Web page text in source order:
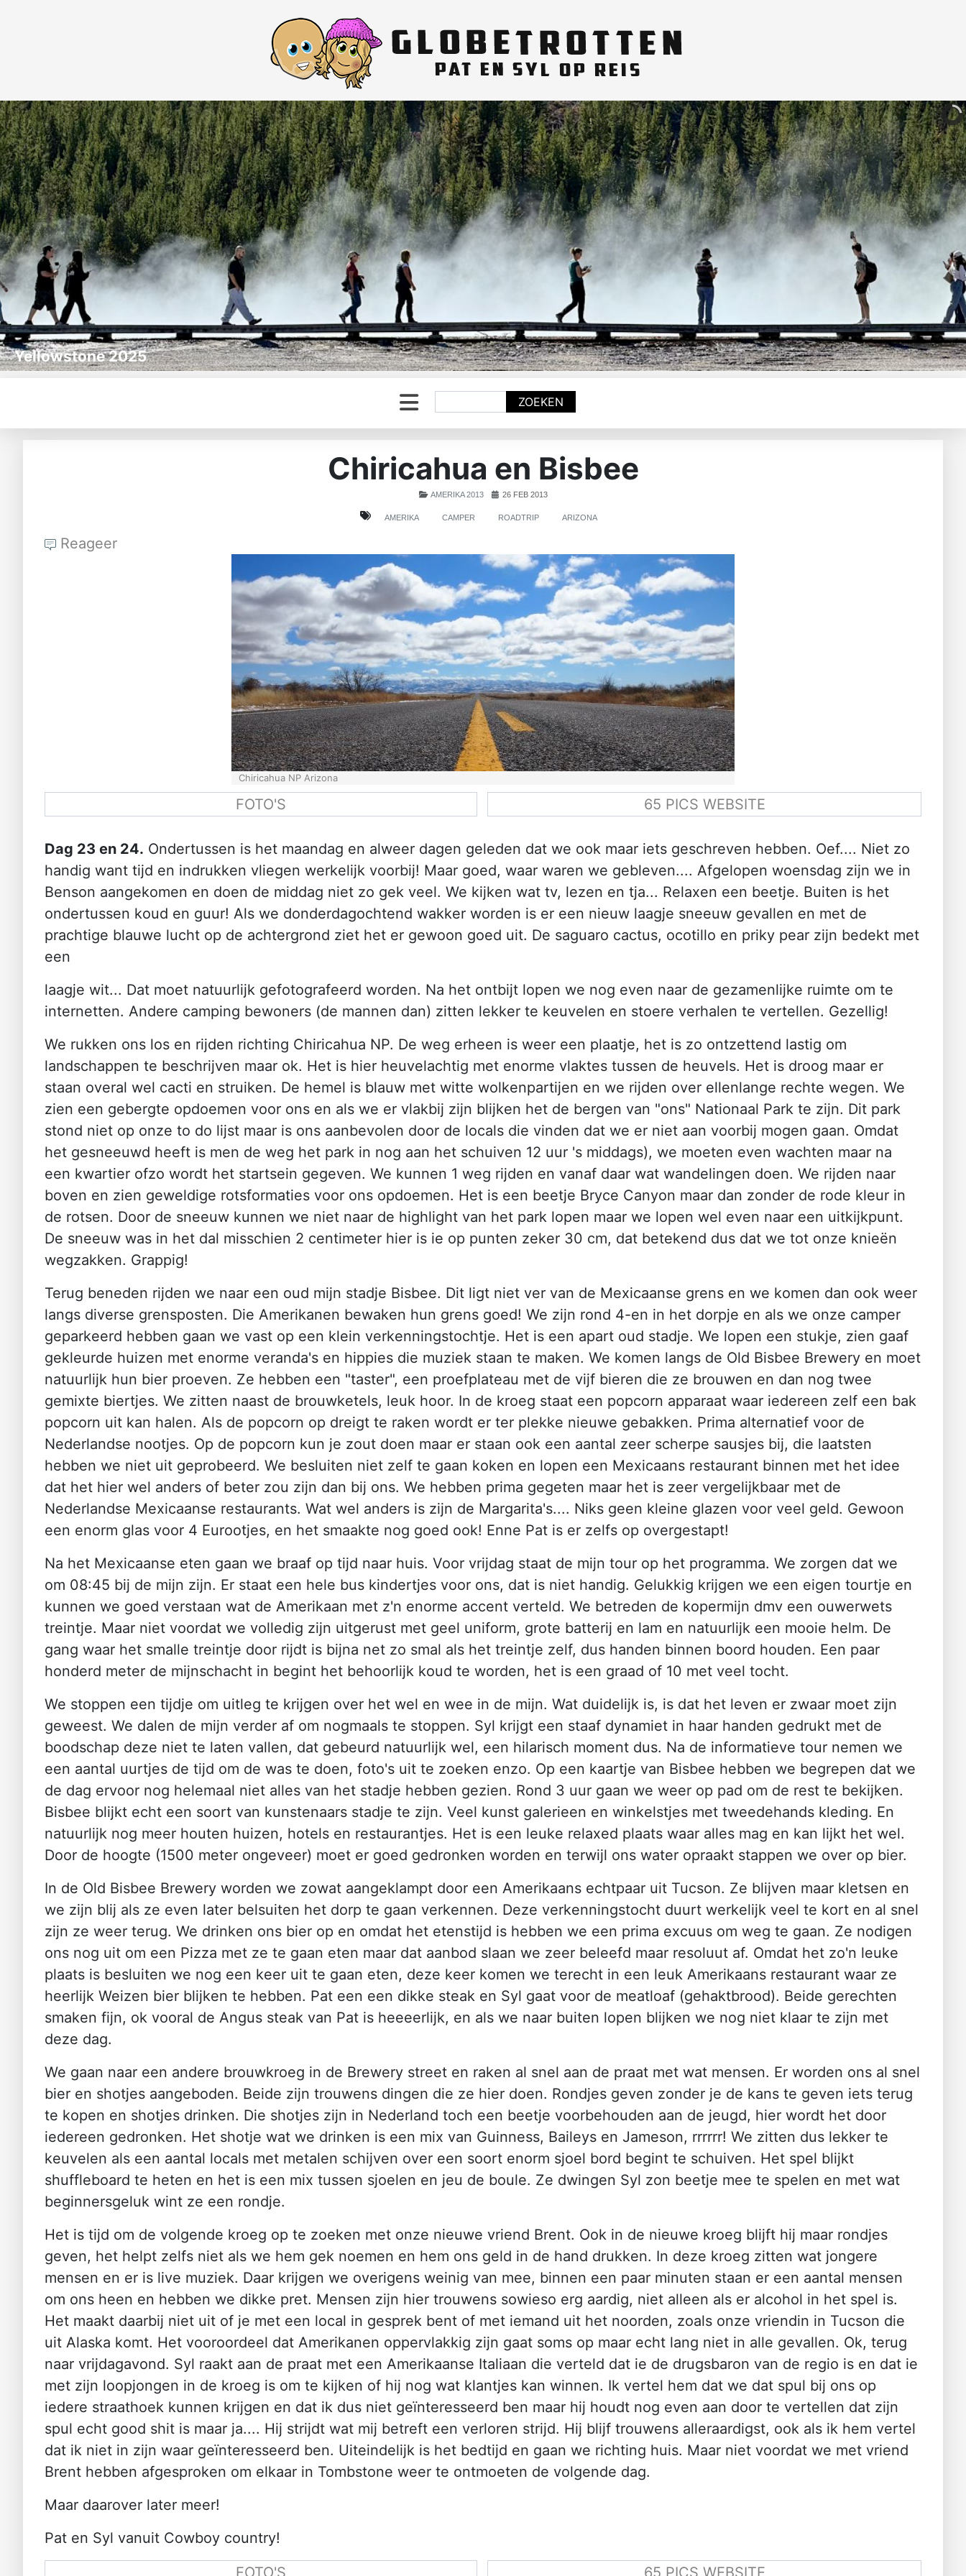
Yellowstone 2025
ZOEKEN
Chiricahua en Bisbee
AMERIKA 2013 26 FEB 2013
AMERIKA CAMPER ROADTRIP ARIZONA
Reageer
Chiricahua NP Arizona
FOTO'S 65 PICS WEBSITE
Dag 23 en 24. Ondertussen is het maandag en alweer dagen geleden dat we ook maar iets geschreven hebben. Oef.... Niet zo
handig want tijd en indrukken vliegen werkelijk voorbij! Maar goed, waar waren we gebleven.... Afgelopen woensdag zijn we in
Benson aangekomen en doen de middag niet zo gek veel. We kijken wat tv, lezen en tja... Relaxen een beetje. Buiten is het
ondertussen koud en guur! Als we donderdagochtend wakker worden is er een nieuw laagje sneeuw gevallen en met de
prachtige blauwe lucht op de achtergrond ziet het er gewoon goed uit. De saguaro cactus, ocotillo en priky pear zijn bedekt met
een
laagje wit... Dat moet natuurlijk gefotografeerd worden. Na het ontbijt lopen we nog even naar de gezamenlijke ruimte om te
internetten. Andere camping bewoners (de mannen dan) zitten lekker te keuvelen en stoere verhalen te vertellen. Gezellig!
We rukken ons los en rijden richting Chiricahua NP. De weg erheen is weer een plaatje, het is zo ontzettend lastig om
landschappen te beschrijven maar ok. Het is hier heuvelachtig met enorme vlaktes tussen de heuvels. Het is droog maar er
staan overal wel cacti en struiken. De hemel is blauw met witte wolkenpartijen en we rijden over ellenlange rechte wegen. We
zien een gebergte opdoemen voor ons en als we er vlakbij zijn blijken het de bergen van "ons" Nationaal Park te zijn. Dit park
stond niet op onze to do lijst maar is ons aanbevolen door de locals die vinden dat we er niet aan voorbij mogen gaan. Omdat
het gesneeuwd heeft is men de weg het park in nog aan het schuiven 12 uur 's middags), we moeten even wachten maar na
een kwartier ofzo wordt het startsein gegeven. We kunnen 1 weg rijden en vanaf daar wat wandelingen doen. We rijden naar
boven en zien geweldige rotsformaties voor ons opdoemen. Het is een beetje Bryce Canyon maar dan zonder de rode kleur in
de rotsen. Door de sneeuw kunnen we niet naar de highlight van het park lopen maar we lopen wel even naar een uitkijkpunt.
De sneeuw was in het dal misschien 2 centimeter hier is ie op punten zeker 30 cm, dat betekend dus dat we tot onze knieën
wegzakken. Grappig!
Terug beneden rijden we naar een oud mijn stadje Bisbee. Dit ligt niet ver van de Mexicaanse grens en we komen dan ook weer
langs diverse grensposten. Die Amerikanen bewaken hun grens goed! We zijn rond 4-en in het dorpje en als we onze camper
geparkeerd hebben gaan we vast op een klein verkenningstochtje. Het is een apart oud stadje. We lopen een stukje, zien gaaf
gekleurde huizen met enorme veranda's en hippies die muziek staan te maken. We komen langs de Old Bisbee Brewery en moet
natuurlijk hun bier proeven. Ze hebben een "taster", een proefplateau met de vijf bieren die ze brouwen en dan nog twee
gemixte biertjes. We zitten naast de brouwketels, leuk hoor. In de kroeg staat een popcorn apparaat waar iedereen zelf een bak
popcorn uit kan halen. Als de popcorn op dreigt te raken wordt er ter plekke nieuwe gebakken. Prima alternatief voor de
Nederlandse nootjes. Op de popcorn kun je zout doen maar er staan ook een aantal zeer scherpe sausjes bij, die laatsten
hebben we niet uit geprobeerd. We besluiten niet zelf te gaan koken en lopen een Mexicaans restaurant binnen met het idee
dat het hier wel anders of beter zou zijn dan bij ons. We hebben prima gegeten maar het is zeer vergelijkbaar met de
Nederlandse Mexicaanse restaurants. Wat wel anders is zijn de Margarita's.... Niks geen kleine glazen voor veel geld. Gewoon
een enorm glas voor 4 Eurootjes, en het smaakte nog goed ook! Enne Pat is er zelfs op overgestapt!
Na het Mexicaanse eten gaan we braaf op tijd naar huis. Voor vrijdag staat de mijn tour op het programma. We zorgen dat we
om 08:45 bij de mijn zijn. Er staat een hele bus kindertjes voor ons, dat is niet handig. Gelukkig krijgen we een eigen tourtje en
kunnen we goed verstaan wat de Amerikaan met z'n enorme accent verteld. We betreden de kopermijn dmv een ouwerwets
treintje. Maar niet voordat we volledig zijn uitgerust met geel uniform, grote batterij en lam en natuurlijk een mooie helm. De
gang waar het smalle treintje door rijdt is bijna net zo smal als het treintje zelf, dus handen binnen boord houden. Een paar
honderd meter de mijnschacht in begint het behoorlijk koud te worden, het is een graad of 10 met veel tocht.
We stoppen een tijdje om uitleg te krijgen over het wel en wee in de mijn. Wat duidelijk is, is dat het leven er zwaar moet zijn
geweest. We dalen de mijn verder af om nogmaals te stoppen. Syl krijgt een staaf dynamiet in haar handen gedrukt met de
boodschap deze niet te laten vallen, dat gebeurd natuurlijk wel, een hilarisch moment dus. Na de informatieve tour nemen we
een aantal uurtjes de tijd om de was te doen, foto's uit te zoeken enzo. Op een kaartje van Bisbee hebben we begrepen dat we
de dag ervoor nog helemaal niet alles van het stadje hebben gezien. Rond 3 uur gaan we weer op pad om de rest te bekijken.
Bisbee blijkt echt een soort van kunstenaars stadje te zijn. Veel kunst galerieen en winkelstjes met tweedehands kleding. En
natuurlijk nog meer houten huizen, hotels en restaurantjes. Het is een leuke relaxed plaats waar alles mag en kan lijkt het wel.
Door de hoogte (1500 meter ongeveer) moet er goed gedronken worden en terwijl ons water opraakt stappen we over op bier.
In de Old Bisbee Brewery worden we zowat aangeklampt door een Amerikaans echtpaar uit Tucson. Ze blijven maar kletsen en
we zijn blij als ze even later belsuiten het dorp te gaan verkennen. Deze verkenningstocht duurt werkelijk veel te kort en al snel
zijn ze weer terug. We drinken ons bier op en omdat het etenstijd is hebben we een prima excuus om weg te gaan. Ze nodigen
ons nog uit om een Pizza met ze te gaan eten maar dat aanbod slaan we zeer beleefd maar resoluut af. Omdat het zo'n leuke
plaats is besluiten we nog een keer uit te gaan eten, deze keer komen we terecht in een leuk Amerikaans restaurant waar ze
heerlijk Weizen bier blijken te hebben. Pat een een dikke steak en Syl gaat voor de meatloaf (gehaktbrood). Beide gerechten
smaken fijn, ok vooral de Angus steak van Pat is heeeerlijk, en als we naar buiten lopen blijken we nog niet klaar te zijn met
deze dag.
We gaan naar een andere brouwkroeg in de Brewery street en raken al snel aan de praat met wat mensen. Er worden ons al snel
bier en shotjes aangeboden. Beide zijn trouwens dingen die ze hier doen. Rondjes geven zonder je de kans te geven iets terug
te kopen en shotjes drinken. Die shotjes zijn in Nederland toch een beetje voorbehouden aan de jeugd, hier wordt het door
iedereen gedronken. Het shotje wat we drinken is een mix van Guinness, Baileys en Jameson, rrrrrr! We zitten dus lekker te
keuvelen als een aantal locals met metalen schijven over een soort enorm sjoel bord begint te schuiven. Het spel blijkt
shuffleboard te heten en het is een mix tussen sjoelen en jeu de boule. Ze dwingen Syl zon beetje mee te spelen en met wat
beginnersgeluk wint ze een rondje.
Het is tijd om de volgende kroeg op te zoeken met onze nieuwe vriend Brent. Ook in de nieuwe kroeg blijft hij maar rondjes
geven, het helpt zelfs niet als we hem gek noemen en hem ons geld in de hand drukken. In deze kroeg zitten wat jongere
mensen en er is live muziek. Daar krijgen we overigens weinig van mee, binnen een paar minuten staan er een aantal mensen
om ons heen en hebben we dikke pret. Mensen zijn hier trouwens sowieso erg aardig, niet alleen als er alcohol in het spel is.
Het maakt daarbij niet uit of je met een local in gesprek bent of met iemand uit het noorden, zoals onze vriendin in Tucson die
uit Alaska komt. Het vooroordeel dat Amerikanen oppervlakkig zijn gaat soms op maar echt lang niet in alle gevallen. Ok, terug
naar vrijdagavond. Syl raakt aan de praat met een Amerikaanse Italiaan die verteld dat ie de drugsbaron van de regio is en dat ie
met zijn loopjongen in de kroeg is om te kijken of hij nog wat klantjes kan winnen. Ik vertel hem dat we dat spul bij ons op
iedere straathoek kunnen krijgen en dat ik dus niet geïnteresseerd ben maar hij houdt nog even aan door te vertellen dat zijn
spul echt good shit is maar ja.... Hij strijdt wat mij betreft een verloren strijd. Hij blijf trouwens alleraardigst, ook als ik hem vertel
dat ik niet in zijn waar geïnteresseerd ben. Uiteindelijk is het bedtijd en gaan we richting huis. Maar niet voordat we met vriend
Brent hebben afgesproken om elkaar in Tombstone weer te ontmoeten de volgende dag.
Maar daarover later meer!
Pat en Syl vanuit Cowboy country!
FOTO'S
65 PICS WEBSITE